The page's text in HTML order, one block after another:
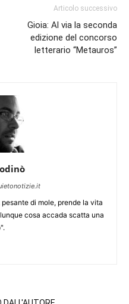
Articolo successivo
Gioia: Al via la seconda
edizione del concorso
letterario “Metauros”
di mole, prende la vita
cosa accada scatta una